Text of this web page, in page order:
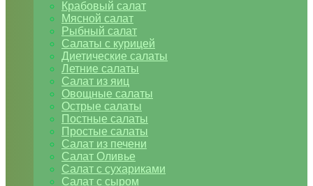
Крабовый салат
Мясной салат
Рыбный салат
Салаты с курицей
Диетические салаты
Летние салаты
Салат из яиц
Овощные салаты
Острые салаты
Постные салаты
Простые салаты
Салат из печени
Салат Оливье
Салат с сухариками
Салат с сыром